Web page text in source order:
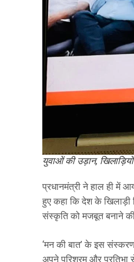
युवाओं की उड़ान,
प्रधानमंत्री ने हाल ही में
हुए कहा कि देश के खिलाड़ी
संस्कृति को मजबूत बनाने
‘मन की बात’ के इस
अपने परिश्रम और प्रतिभा